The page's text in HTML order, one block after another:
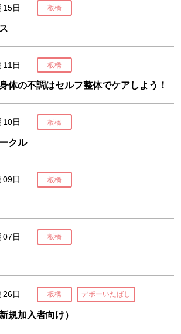
15日 板橋
11日 板橋
体の不調はセルフ整体でケアしよう！
10日 板橋
クル
09日 板橋
07日 板橋
26日 板橋 デポーいたばし
規加入者向け）